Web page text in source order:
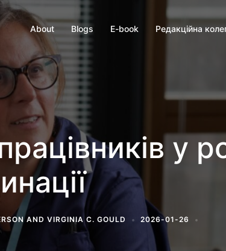
About Blogs E-book Редакційна
у
AND VIRGINIA C. GOULD
2026-01-26